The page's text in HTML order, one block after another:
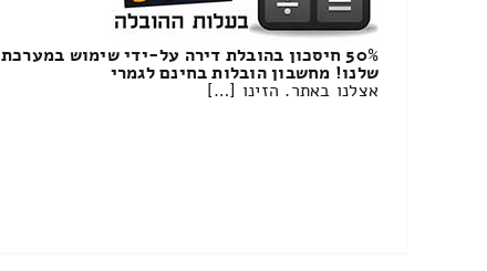
50% חיסכון בהובלת דירה על-ידי שימוש במערכת
שלנו! מחשבון הובלות בחינם לגמרי
אצלנו באתר. הזינו […]